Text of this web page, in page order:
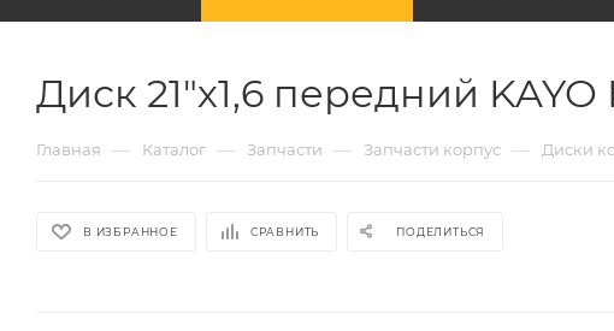
Диск 21"х1,6 передний KAYO
Главная — Каталог — Запчасти — Запчасти корпус — Диски
В ИЗБРАННОЕ СРАВНИТЬ ПОДЕЛИТЬСЯ